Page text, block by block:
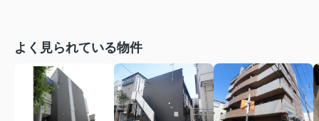
よく見られている物件